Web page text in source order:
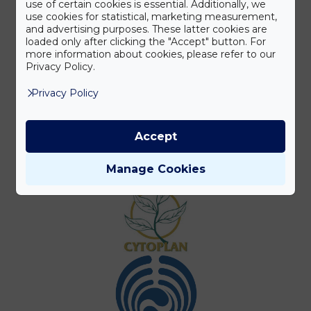
use of certain cookies is essential. Additionally, we
use cookies for statistical, marketing measurement,
and advertising purposes. These latter cookies are
loaded only after clicking the "Accept" button. For
more information about cookies, please refer to our
Privacy Policy.
Privacy Policy
Manage Cookies
Accept